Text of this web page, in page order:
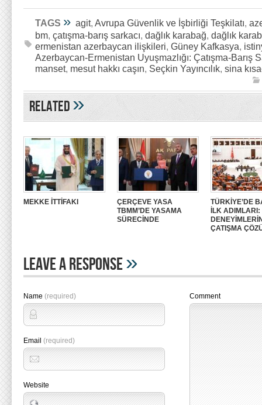
TAGS » agit, Avrupa Güvenlik ve İşbirliği Teşkilatı,
bm, çatışma-barış sarkacı, dağlık karabağ, dağlık
ermenistan azerbaycan ilişkileri, Güney Kafkasya,
Azerbaycan-Ermenistan Uyuşmazlığı: Çatışma-Barış
manset, mesut hakkı caşın, Seçkin Yayıncılık, sina
Related»
MEKKE İTTİFAKI
ÇERÇEVE YASA
TBMM’DE YASAMA
SÜRECİNDE
TÜRKİYE’DE
İLK
ÇATIŞMA
Leave A Response»
Name (required)
Email (required)
Website
Comment